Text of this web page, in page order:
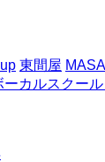
東間屋
ーカルスクー